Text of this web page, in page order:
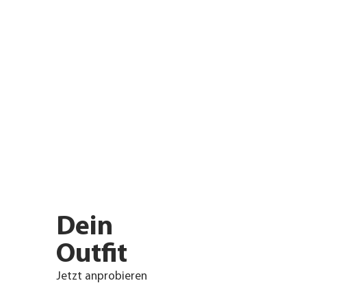
Dein
Outfit
Jetzt anprobieren